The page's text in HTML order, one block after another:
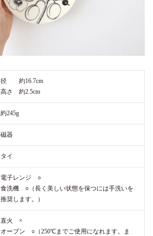
径 約16.7cm
高さ 約2.5cm
約245g
磁器
タイ
電子レンジ ○
食洗機 ○（長く美しい状態を保つには手洗いを
推奨します。）
直火 ×
オーブン ○（250℃までご使用になれます。ま